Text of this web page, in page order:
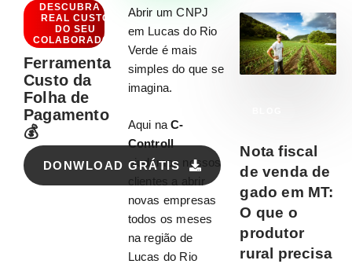
DESCUBRA O
REAL CUSTO
DO SEU
COLABORADOR
Ferramenta
Custo da
Folha de
Pagamento
💰
DONWLOAD GRÁTIS
Abrir um CNPJ
em Lucas do Rio
Verde é mais
simples do que se
imagina.
Aqui naC-
Controll
ajudamos nossos
clientes a abrir
novas empresas
todos os meses
na região de
Lucas do Rio
Nota fiscal
de venda de
gado em MT:
O que o
produtor
rural precisa